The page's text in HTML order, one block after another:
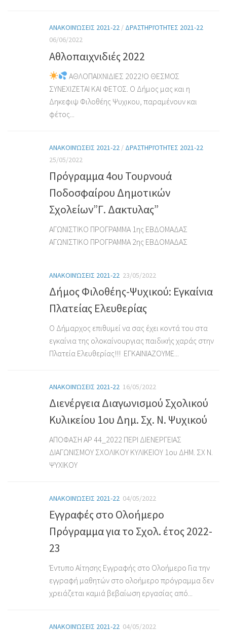
ΑΝΑΚΟΙΝΏΣΕΙΣ 2021-22 / ΔΡΑΣΤΗΡΙΌΤΗΤΕΣ 2021-22
06/06/2022
Αθλοπαιχνιδιές 2022
ΑΘΛΟΠΑΙΧΝΙΔΙΕΣ 2022!Ο ΘΕΣΜΟΣ
ΣΥΝΕΧΙΖΕΤΑΙ ΚΑΙ ΦΕΤΟΣ. Ο Δήμος μας και η
Δηκεφιψ Φιλοθέης Ψυχικου, παραμένουν και
φέτος...
ΑΝΑΚΟΙΝΏΣΕΙΣ 2021-22 / ΔΡΑΣΤΗΡΙΌΤΗΤΕΣ 2021-22
25/05/2022
Πρόγραμμα 4ου Τουρνουά
Ποδοσφαίρου Δημοτικών
Σχολείων”Γ. Δακτυλας”
ΑΓΩΝΙΣΤΙΚΟ ΠΡΟΓΡΑΜΜΑ 1ης ΕΒΔΟΜΑΔΑΣ
ΑΓΩΝΙΣΤΙΚΟ ΠΡΟΓΡΑΜΜΑ 2ης ΕΒΔΟΜΑΔΑΣ
ΑΝΑΚΟΙΝΏΣΕΙΣ 2021-22 23/05/2022
Δήμος Φιλοθέης-Ψυχικού: Εγκαίνια
Πλατείας Ελευθερίας
Ο Δήμαρχος επιθυμεί να σας έχει κοντά του στα
εγκαίνια της ολοκαίνουργιας παιδικής χαράς στην
Πλατεία Ελευθερίας!!! ΕΓΚΑΙΝΙΑΖΟΥΜΕ...
ΑΝΑΚΟΙΝΏΣΕΙΣ 2021-22 16/05/2022
Διενέργεια Διαγωνισμού Σχολικού
Κυλικείου 1ου Δημ. Σχ. Ν. Ψυχικού
ΑΠΟΦΑΣΗ ΑΡ 44_2022 ΠΕΡΙ ΔΙΕΝΕΡΓΕΙΑΣ
ΔΙΑΓΩΝΙΣΜΟΥ ΣΧΟΛΙΚΟΥ ΚΥΛΙΚΕΙΟΥ 1ου ΔΗΜ. ΣΧ Ν.
ΨΥΧΙΚΟΥ
ΑΝΑΚΟΙΝΏΣΕΙΣ 2021-22 04/05/2022
Εγγραφές στο Ολοήμερο
Πρόγραμμα για το Σχολ. έτος 2022-
23
Έντυπο Αίτησης Εγγραφής στο Ολοήμερο Για την
εγγραφή μαθητών στο ολοήμερο πρόγραμμα δεν
χρειάζεται καμιά βεβαίωση εργασίας από...
ΑΝΑΚΟΙΝΏΣΕΙΣ 2021-22 04/05/2022